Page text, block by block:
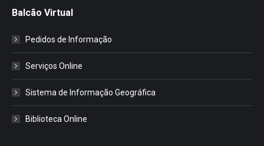
Balcão Virtual
Pedidos de Informação
Serviços Online
Sistema de Informação Geográfica
Biblioteca Online